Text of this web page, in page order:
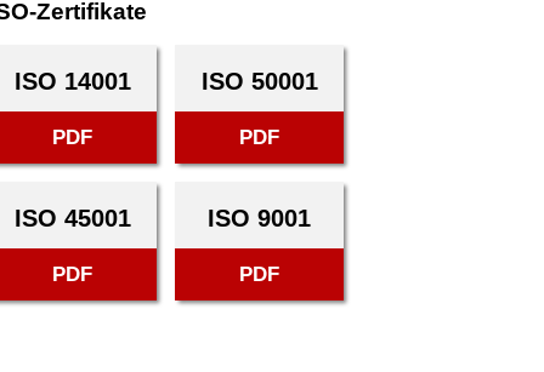
Zertifikate
ISO 14001
PDF
ISO 50001
PDF
ISO 45001
PDF
ISO 9001
PDF